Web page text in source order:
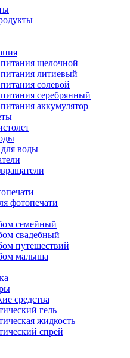
щелочной
литиевый
солевой
серебрянный
аккумулятор
воды
фотопечати
семейный
свадебный
путешествий
малыша
средства
гель
жидкость
спрей